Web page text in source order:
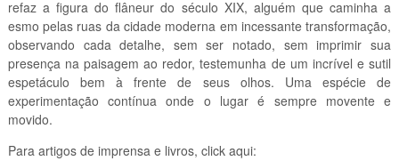
refaz a figura do flâneur do século XIX, alguém que caminha a
esmo pelas ruas da cidade moderna em incessante transformação,
observando cada detalhe, sem ser notado, sem imprimir sua
presença na paisagem ao redor, testemunha de um incrível e sutil
espetáculo bem à frente de seus olhos. Uma espécie de
experimentação contínua onde o lugar é sempre movente e
movido.
Para artigos de imprensa e livros, click aqui: